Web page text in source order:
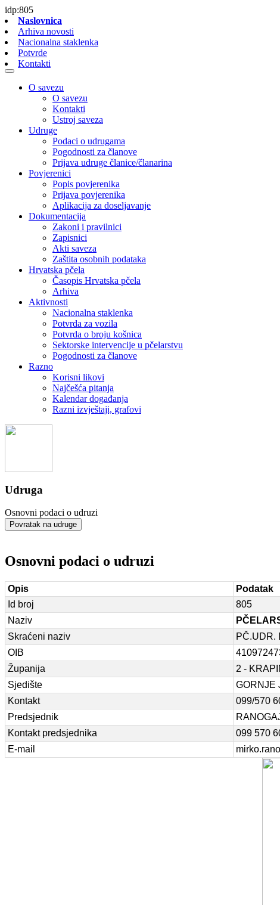
idp:805
Naslovnica
Arhiva novosti
Nacionalna staklenka
Potvrde
Kontakti
O savezu
O savezu
Kontakti
Ustroj saveza
Udruge
Podaci o udrugama
Pogodnosti za članove
Prijava udruge članice/članarina
Povjerenici
Popis povjerenika
Prijava povjerenika
Aplikacija za doseljavanje
Dokumentacija
Zakoni i pravilnici
Zapisnici
Akti saveza
Zaštita osobnih podataka
Hrvatska pčela
Časopis Hrvatska pčela
Arhiva
Aktivnosti
Nacionalna staklenka
Potvrda za vozila
Potvrda o broju košnica
Sektorske intervencije u pčelarstvu
Pogodnosti za članove
Razno
Korisni likovi
Najčešća pitanja
Kalendar događanja
Razni izvještaji, grafovi
Udruga
Osnovni podaci o udruzi
Povratak na udruge
Osnovni podaci o udruzi
Opis
Podatak
Id broj
805
Naziv
Skraćeni naziv
PČ.UDR.
OIB
Županija
2 -
Sjedište
GORNJE
Kontakt
099/570
Predsjednik
Kontakt predsjednika
099 570
E-mail